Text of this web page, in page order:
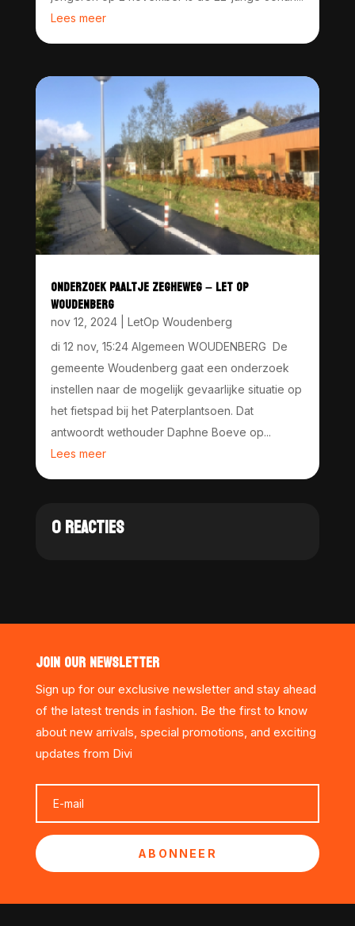
Lees meer
ONDERZOEK PAALTJE ZEGHEWEG – LET OP
WOUDENBERG
nov 12, 2024| LetOp Woudenberg
di 12 nov, 15:24 Algemeen WOUDENBERG De
gemeente Woudenberg gaat een onderzoek
instellen naar de mogelijk gevaarlijke situatie op
het fietspad bij het Paterplantsoen. Dat
antwoordt wethouder Daphne Boeve op...
Lees meer
0 REACTIES
JOIN OUR NEWSLETTER
Sign up for our exclusive newsletter and stay ahead
of the latest trends in fashion. Be the first to know
about new arrivals, special promotions, and exciting
updates from Divi
ABONNEER